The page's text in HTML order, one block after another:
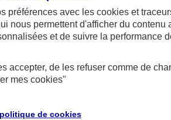
AXA Assurance
préférences avec les cookies et
nous permettent d'afficher du contenu
et de suivre la performance
accepter, de les refuser comme de
mes cookies"
de cookies